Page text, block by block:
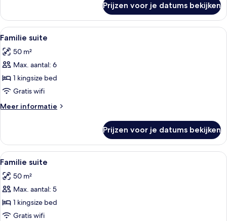
laden
uitzicht
op
zwembad
Interconnecting)
Prijzen voor je datums bekijken
Alle
foto's
voor
Familie
suite
laden
Een hotelkamer met een groot bed,
7
Familie suite
50 m²
Max. aantal: 6
1 kingsize bed
Gratis wifi
Meer informatie
Meer
suite
Prijzen voor je datums bekijken
Alle
foto's
voor
Familie
suite
laden
Een hotelkamer met een groot bed,
7
Familie suite
50 m²
Max. aantal: 5
1 kingsize bed
Gratis wifi